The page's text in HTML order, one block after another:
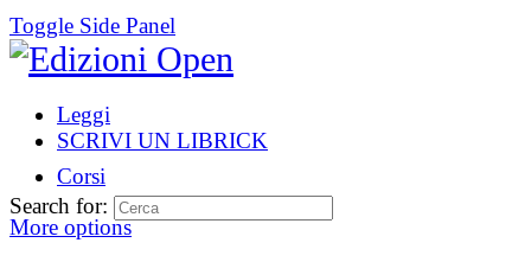
Toggle Side Panel
Leggi
SCRIVI UN LIBRICK
Corsi
More options
Search for: